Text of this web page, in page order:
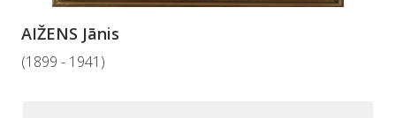
AIŽENS Jānis
(1899 - 1941)